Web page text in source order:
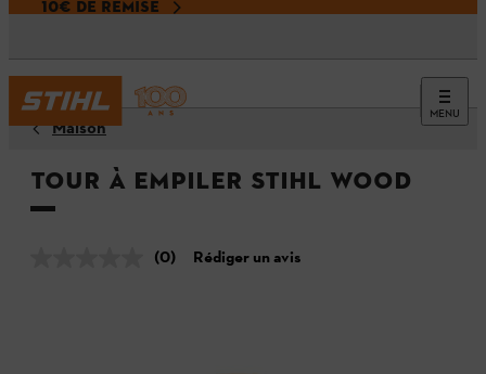
10€ DE REMISE
MENU
Maison
Tour à empiler STIHL WOOD
(0) Rédiger un avis